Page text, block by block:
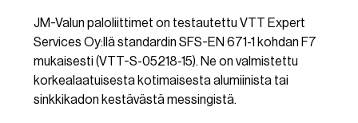
JM-Valun paloliittimet on testautettu VTT Expert
Services Oy:llä standardin SFS-EN 671-1 kohdan F7
mukaisesti (VTT-S-05218-15). Ne on valmistettu
korkealaatuisesta kotimaisesta alumiinista tai
sinkkikadon kestävästä messingistä.